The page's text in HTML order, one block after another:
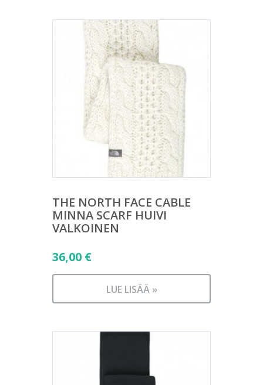
THE NORTH FACE CABLE
MINNA SCARF HUIVI
VALKOINEN
36,00 €
LUE LISÄÄ »